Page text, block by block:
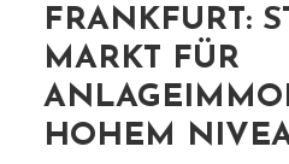
FRANKFURT:
MARKT FÜR
HOHEM